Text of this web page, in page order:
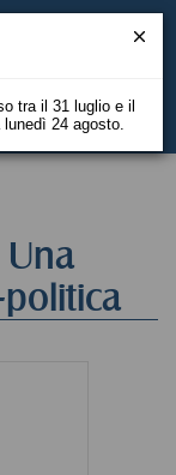
EN
tra il 31 luglio e il
24 agosto.